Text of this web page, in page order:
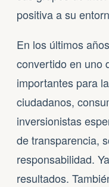
positiva a su
En los últimos
convertido en uno
importantes para
ciudadanos,
inversionistas
de transparencia,
responsabilidad.
resultados.